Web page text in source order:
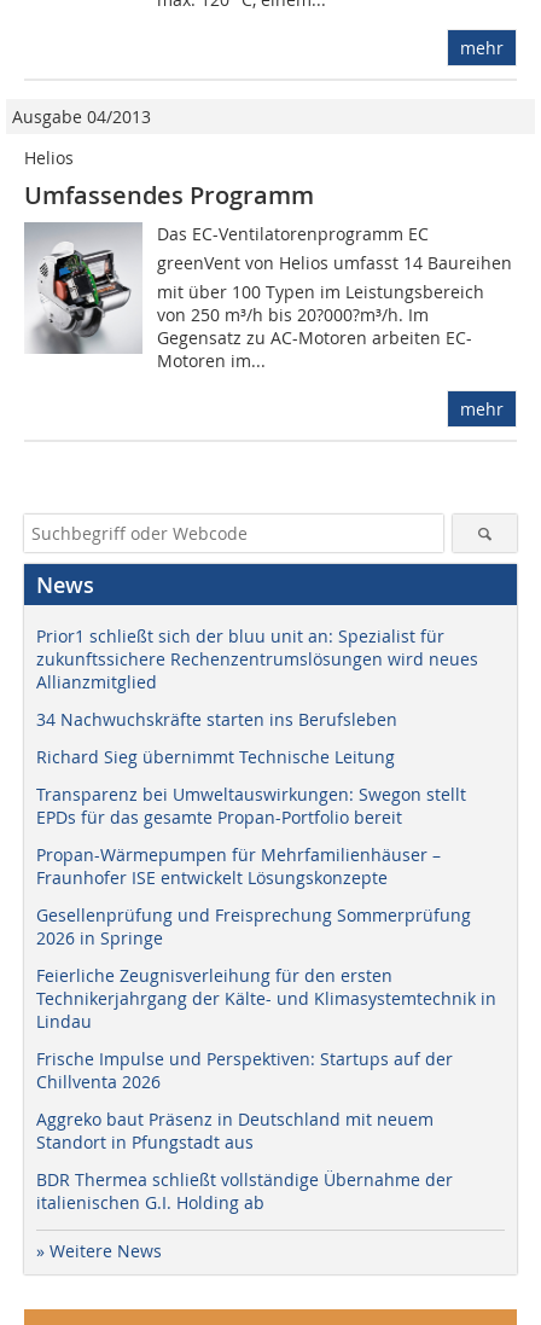
mehr
Ausgabe 04/2013
Helios
Umfassendes Programm
Das EC-Ventilatorenprogramm EC
greenVent von Helios umfasst 14 Baureihen
mit über 100 Typen im Leistungsbereich
von 250 m³/h bis 20?000?m³/h. Im
Gegensatz zu AC-Motoren arbeiten EC-
Motoren im...
mehr
News
Prior1 schließt sich der bluu unit an: Spezialist für
zukunftssichere Rechenzentrumslösungen wird neues
Allianzmitglied
34 Nachwuchskräfte starten ins Berufsleben
Richard Sieg übernimmt Technische Leitung
Transparenz bei Umweltauswirkungen: Swegon stellt
EPDs für das gesamte Propan-Portfolio bereit
Propan-Wärmepumpen für Mehrfamilienhäuser –
Fraunhofer ISE entwickelt Lösungskonzepte
Gesellenprüfung und Freisprechung Sommerprüfung
2026 in Springe
Feierliche Zeugnisverleihung für den ersten
Technikerjahrgang der Kälte- und Klimasystemtechnik in
Lindau
Frische Impulse und Perspektiven: Startups auf der
Chillventa 2026
Aggreko baut Präsenz in Deutschland mit neuem
Standort in Pfungstadt aus
BDR Thermea schließt vollständige Übernahme der
italienischen G.I. Holding ab
» Weitere News